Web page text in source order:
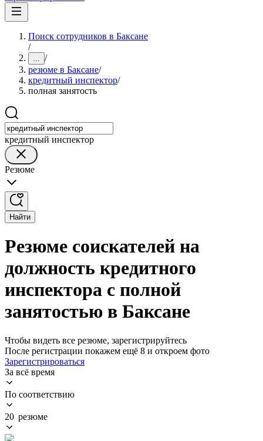
Поиск сотрудников в Баксане
/
... /
резюме в Баксане/
кредитный инспектор/
полная занятость
кредитный инспектор
Резюме
Найти
Резюме соискателей на
должность кредитного
инспектора с полной
занятостью в Баксане
Чтобы видеть все резюме, зарегистрируйтесь
После регистрации покажем ещё 8 и откроем фото
Зарегистрироваться
За всё время
По соответствию
20 резюме